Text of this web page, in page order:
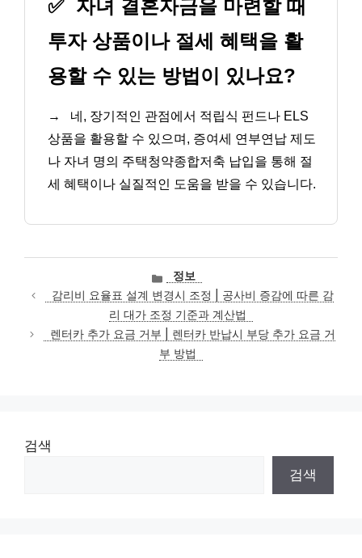
✅ 자녀 결혼자금을 마련할 때
투자 상품이나 절세 혜택을 활
용할 수 있는 방법이 있나요?
→
네, 장기적인 관점에서 적립식 펀드나 ELS
상품을 활용할 수 있으며, 증여세 연부연납 제도
나 자녀 명의 주택청약종합저축 납입을 통해 절
세 혜택이나 실질적인 도움을 받을 수 있습니다.
카
테
고
리
정보
감리비 요율표 설계 변경시 조정 | 공사비 증감에 따른 감
리 대가 조정 기준과 계산법
렌터카 추가 요금 거부 | 렌터카 반납시 부당 추가 요금 거
부 방법
검색
검색